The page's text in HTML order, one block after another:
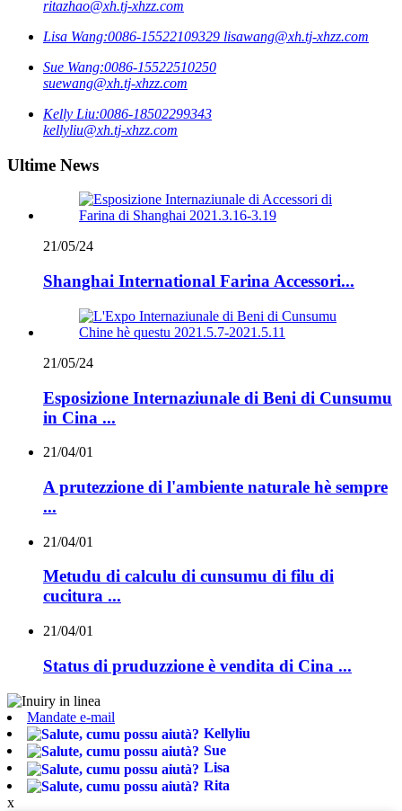
ritazhao@xh.tj-xhzz.com
Lisa Wang:0086-15522109329 lisawang@xh.tj-xhzz.com
Sue Wang:0086-15522510250
suewang@xh.tj-xhzz.com
Kelly Liu:0086-18502299343
kellyliu@xh.tj-xhzz.com
Ultime News
21/05/24
Shanghai International Farina Accessori...
21/05/24
Esposizione Internaziunale di Beni di Cunsumu
in Cina ...
21/04/01
A prutezzione di l'ambiente naturale hè sempre
...
21/04/01
Metudu di calculu di cunsumu di filu di
cucitura ...
21/04/01
Status di pruduzzione è vendita di Cina ...
Mandate e-mail
Kellyliu
Sue
Lisa
Rita
x